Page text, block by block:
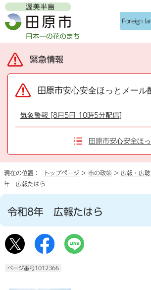
Foreign
緊急情報
田原市安心安全ほっとメール
気象警報 [8月5日 10時5分配信]
田原市安心安全ほ
現在の位置： トップページ > 市の政策 > 広報・広聴
年 広報たはら
令和8年 広報たはら
ページ番号1012366